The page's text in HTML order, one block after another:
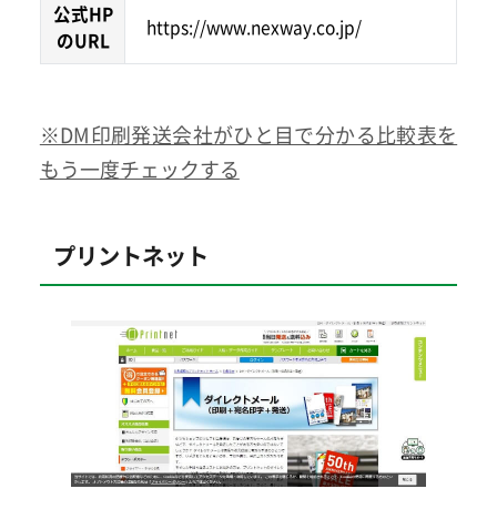
公式HP
のURL
https://www.nexway.co.jp/
※DM印刷発送会社がひと目で分かる比較表を
もう一度チェックする
プリントネット